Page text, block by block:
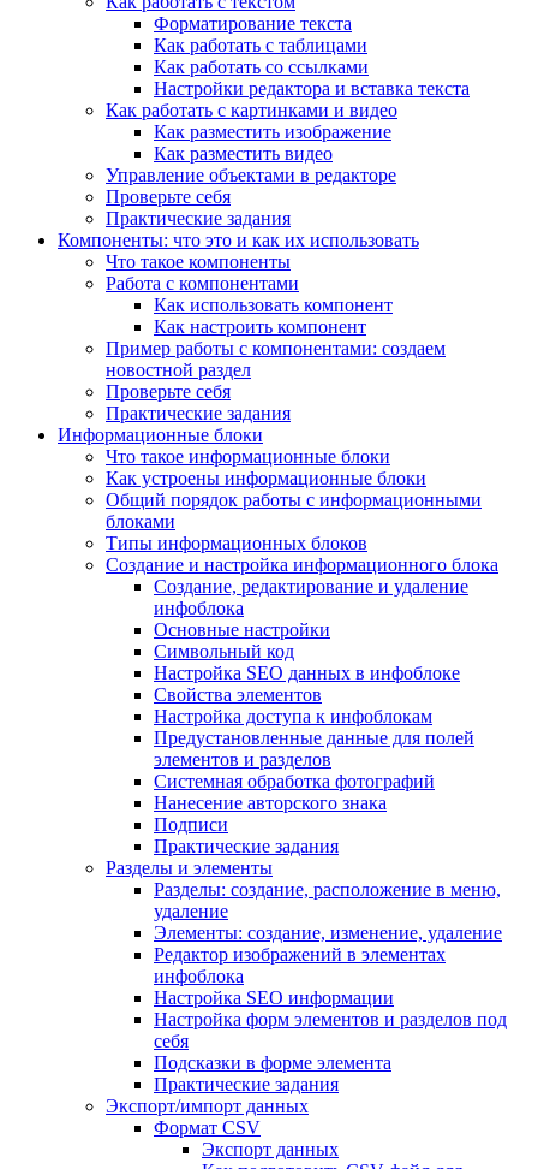
Форматирование текста
Как работать с таблицами
Как работать со ссылками
Настройки редактора и вставка текста
Как работать с картинками и видео
Как разместить изображение
Как разместить видео
Управление объектами в редакторе
Проверьте себя
Практические задания
Компоненты: что это и как их использовать
Что такое компоненты
Работа с компонентами
Как использовать компонент
Как настроить компонент
Пример работы с компонентами: создаем
новостной раздел
Проверьте себя
Практические задания
Информационные блоки
Что такое информационные блоки
Как устроены информационные блоки
Общий порядок работы с информационными
блоками
Типы информационных блоков
Создание и настройка информационного блока
Создание, редактирование и удаление
инфоблока
Основные настройки
Символьный код
Настройка SEO данных в инфоблоке
Свойства элементов
Настройка доступа к инфоблокам
Предустановленные данные для полей
элементов и разделов
Системная обработка фотографий
Нанесение авторского знака
Подписи
Практические задания
Разделы и элементы
Разделы: создание, расположение в меню,
удаление
Элементы: создание, изменение, удаление
Редактор изображений в элементах
инфоблока
Настройка SEO информации
Настройка форм элементов и разделов под
себя
Подсказки в форме элемента
Практические задания
Экспорт/импорт данных
Формат CSV
Экспорт данных